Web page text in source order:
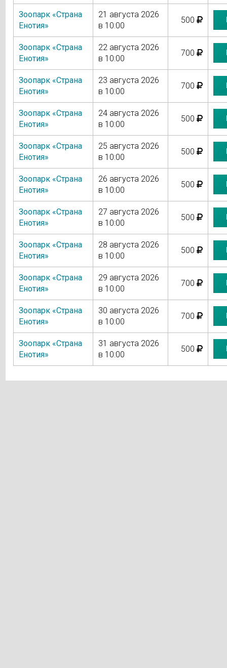
Зоопарк «Страна
Енотия»
21 августа 2026
в 10:00
500
Зоопарк «Страна
Енотия»
22 августа 2026
в 10:00
700
Зоопарк «Страна
Енотия»
23 августа 2026
в 10:00
700
Зоопарк «Страна
Енотия»
24 августа 2026
в 10:00
500
Зоопарк «Страна
Енотия»
25 августа 2026
в 10:00
500
Зоопарк «Страна
Енотия»
26 августа 2026
в 10:00
500
Зоопарк «Страна
Енотия»
27 августа 2026
в 10:00
500
Зоопарк «Страна
Енотия»
28 августа 2026
в 10:00
500
Зоопарк «Страна
Енотия»
29 августа 2026
в 10:00
700
Зоопарк «Страна
Енотия»
30 августа 2026
в 10:00
700
Зоопарк «Страна
Енотия»
31 августа 2026
в 10:00
500